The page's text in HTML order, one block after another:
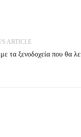
ARTICLE
τα ξενοδοχεία που θα